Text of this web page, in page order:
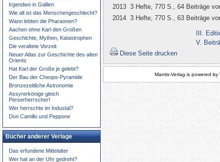
2013 3 Hefte, 770 S., 64 Beiträge
2014 3 Hefte, 770 S., 63 Beiträge
III.
V.
Diese Seite drucken
Irgendwo in Gallien
Wie alt ist das Menschengeschlecht?
Wann lebten die Pharaonen?
Aachen ohne Karl den Großen
Geschichte, Mythen, Katastrophen
Die veraltete Vorzeit
Neuer Atlas zur Geschichte des alten
Orients
Hat Karl der Große je gelebt?
Der Bau der Cheops-Pyramide
Bronzezeitliche Astronomie
Assyrerkönige gleich
Perserherrscher!
Wer herrschte im Industal?
Don Camillo und Peppone
Bücher anderer Verlage
Das erfundene Mittelalter
Wer hat an der Uhr gedreht?
Mantis-Verlag is powered by